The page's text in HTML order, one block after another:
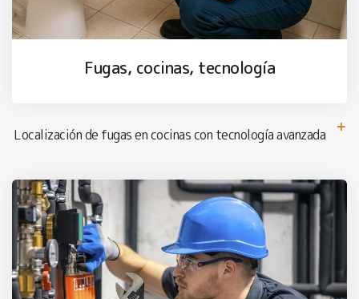
Fugas, cocinas, tecnología
Localización de fugas en cocinas con tecnología avanzada